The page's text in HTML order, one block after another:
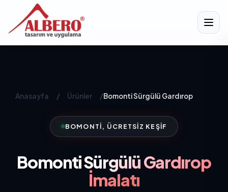
Anasayfa / Ürünler /Bomonti Sürgülü Gardırop
BOMONTI, ÜCRETSIZ KEŞIF
BomontiSürgülü Gardırop
İmalatı